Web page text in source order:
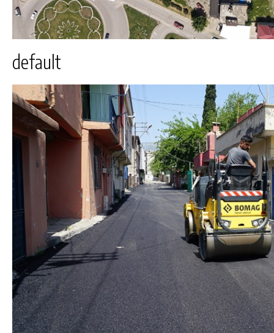
default